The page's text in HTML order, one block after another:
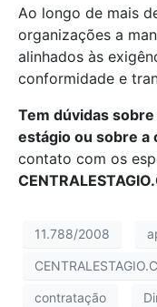
Ao longo de mais
organizações a
alinhados às
conformidade e
Tem dúvidas
estágio ou sobre a
contato com os
11.788/2008
contratação